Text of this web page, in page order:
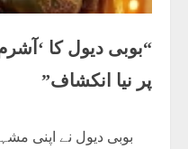
“بوبی دیول کا
پر نیا انکشاف”
بوبی دیول نے اپنی